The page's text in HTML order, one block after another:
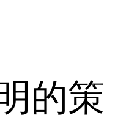
的策